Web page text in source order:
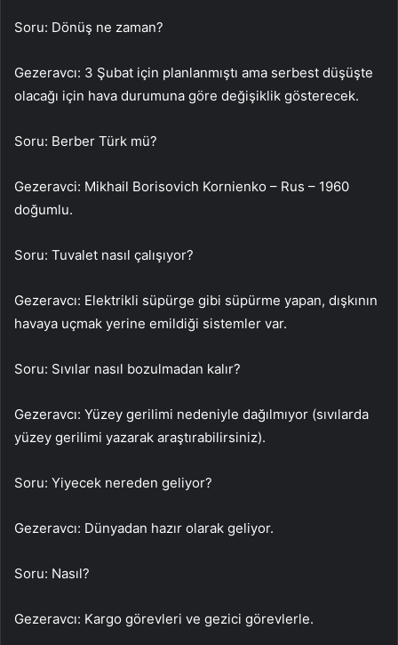
Soru: Dönüş ne zaman?
Gezeravcı: 3 Şubat için planlanmıştı ama serbest düşüşte
olacağı için hava durumuna göre değişiklik gösterecek.
Soru: Berber Türk mü?
Gezeravci: Mikhail Borisovich Kornienko – Rus – 1960
doğumlu.
Soru: Tuvalet nasıl çalışıyor?
Gezeravcı: Elektrikli süpürge gibi süpürme yapan, dışkının
havaya uçmak yerine emildiği sistemler var.
Soru: Sıvılar nasıl bozulmadan kalır?
Gezeravcı: Yüzey gerilimi nedeniyle dağılmıyor (sıvılarda
yüzey gerilimi yazarak araştırabilirsiniz).
Soru: Yiyecek nereden geliyor?
Gezeravcı: Dünyadan hazır olarak geliyor.
Soru: Nasıl?
Gezeravcı: Kargo görevleri ve gezici görevlerle.